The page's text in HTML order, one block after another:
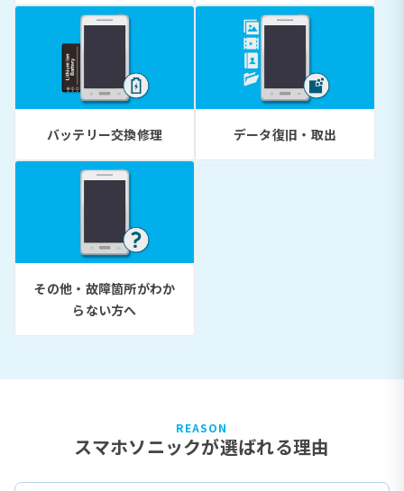
バッテリー交換修理 データ復旧・取出
その他・故障箇所がわか
らない方へ
REASON
スマホソニックが選ばれる理由